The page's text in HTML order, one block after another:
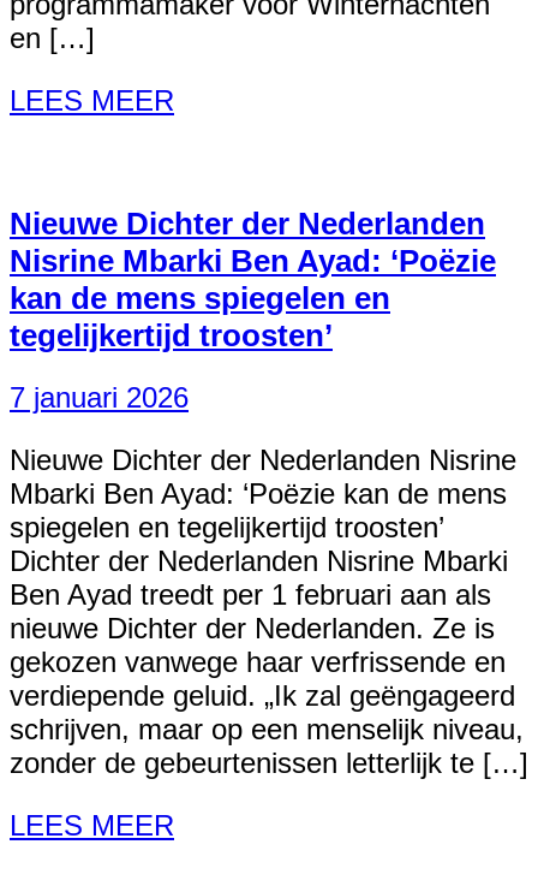
en […]
LEES MEER
Nieuwe Dichter der Nederlanden
Nisrine Mbarki Ben Ayad: ‘Poëzie
kan de mens spiegelen en
tegelijkertijd troosten’
7 januari 2026
Nieuwe Dichter der Nederlanden Nisrine
Mbarki Ben Ayad: ‘Poëzie kan de mens
spiegelen en tegelijkertijd troosten’
Dichter der Nederlanden Nisrine Mbarki
Ben Ayad treedt per 1 februari aan als
nieuwe Dichter der Nederlanden. Ze is
gekozen vanwege haar verfrissende en
verdiepende geluid. „Ik zal geëngageerd
schrijven, maar op een menselijk niveau,
zonder de gebeurtenissen letterlijk te […]
LEES MEER